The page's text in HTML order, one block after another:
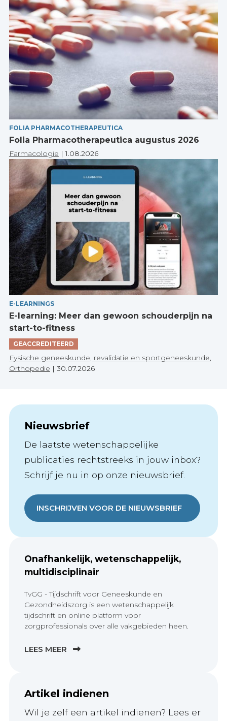
FOLIA PHARMACOTHERAPEUTICA
Folia Pharmacotherapeutica augustus 2026
Farmacologie |1.08.2026
E-LEARNINGS
E-learning: Meer dan gewoon schouderpijn na
start-to-fitness
GEACCREDITEERD
Fysische geneeskunde, revalidatie en sportgeneeskunde
Orthopedie | 30.07.2026
Nieuwsbrief
De laatste wetenschappelijke
publicaties rechtstreeks in jouw inbox?
Schrijf je nu in op onze nieuwsbrief.
INSCHRIJVEN VOOR DE NIEUWSBRIEF
Onafhankelijk, wetenschappelijk,
multidisciplinair
TvGG - Tijdschrift voor Geneeskunde en
Gezondheidszorg is een wetenschappelijk
tijdschrift en online platform voor
zorgprofessionals over alle vakgebieden heen.
LEES MEER
Artikel indienen
Wil je zelf een artikel indienen? Lees er